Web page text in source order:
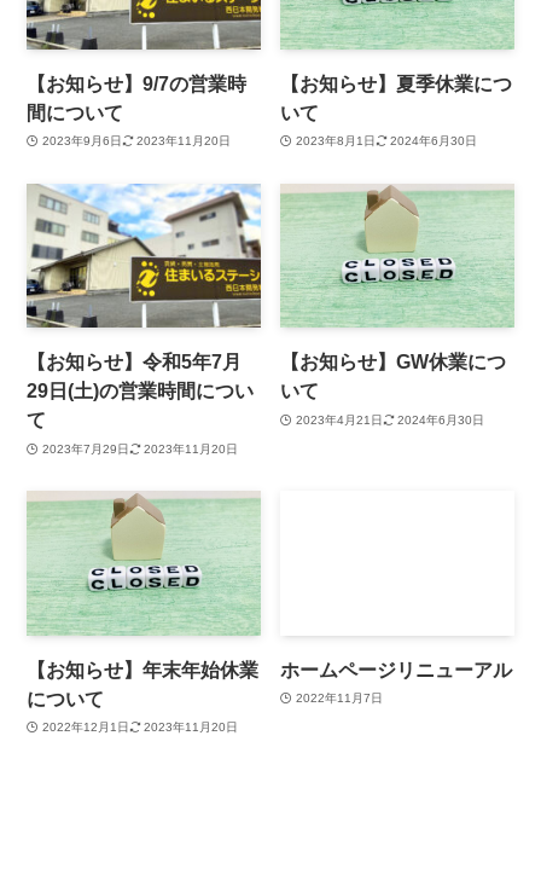
【お知らせ】9/7の営業時
間について
2023年9月6日 2023年11月20日
【お知らせ】夏季休業につ
いて
2023年8月1日 2024年6月30日
【お知らせ】令和5年7月
29日(土)の営業時間につい
て
2023年7月29日 2023年11月20日
【お知らせ】GW休業につ
いて
2023年4月21日 2024年6月30日
【お知らせ】年末年始休業
について
2022年12月1日 2023年11月20日
ホームページリニューアル
2022年11月7日